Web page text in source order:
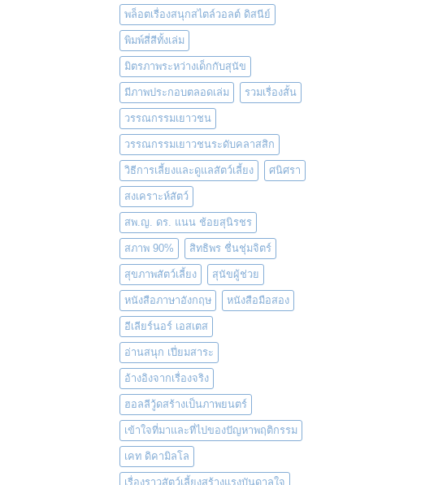
พล็อตเรื่องสนุกสไตล์วอลต์ ดิสนีย์
พิมพ์สี่สีทั้งเล่ม
มิตรภาพระหว่างเด็กกับสุนัข
มีภาพประกอบตลอดเล่ม รวมเรื่องสั้น
วรรณกรรมเยาวชน
วรรณกรรมเยาวชนระดับคลาสสิก
วิธีการเลี้ยงและดูแลสัตว์เลี้ยง ศนิศรา
สงเคราะห์สัตว์
สพ.ญ. ดร. แนน ช้อยสุนิรชร
สภาพ 90% สิทธิพร ชื่นชุ่มจิตร์
สุขภาพสัตว์เลี้ยง สุนัขผู้ช่วย
หนังสือภาษาอังกฤษ หนังสือมือสอง
อีเลียร์นอร์ เอสเตส
อ่านสนุก เปี่ยมสาระ
อ้างอิงจากเรื่องจริง
ฮอลลีวู้ดสร้างเป็นภาพยนตร์
เข้าใจที่มาและที่ไปของปัญหาพฤติกรรม
เคท ดิคามิลโล
เรื่องราวสัตว์เลี้ยงสร้างแรงบันดาลใจ